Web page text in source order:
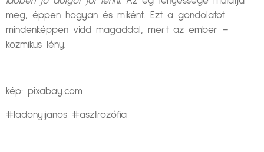
meg, éppen hogyan és miként. Ezt a gondolatot
mindenképpen vidd magaddal, mert az ember –
kozmikus lény.
kép: pixabay.com
#ladonyijanos #asztrozófia